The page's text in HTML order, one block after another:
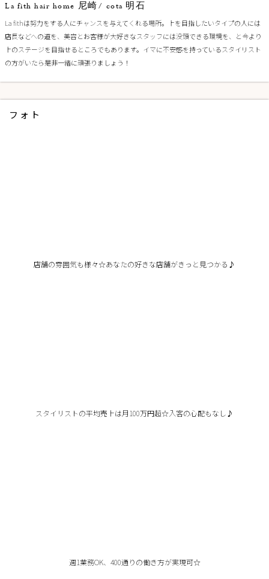
La fith hair home 尼崎/ cota 明石
La fithは努力をする人にチャンスを与えてくれる場所。上を目指したいタイプの人には
店長などへの道を、美容とお客様が大好きなスタッフには没頭できる環境を、と今より
上のステージを目指せるところでもあります。イマに不安感を持っているスタイリスト
の方がいたら是非一緒に頑張りましょう！
フォト
店舗の雰囲気も様々☆あなたの好きな店舗がきっと見つかる♪
スタイリストの平均売上は月100万円超☆入客の心配もなし♪
週1業務OK、400通りの働き方が実現可☆